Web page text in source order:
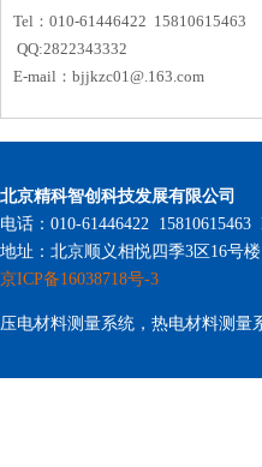
Tel：010-61446422 15810615463
QQ:2822343332
E-mail： bjjkzc01@.163.com
北京精科智创科技发展有限公司
电话：010-61446422
地址：北京顺义相悦四季3区16号楼
京ICP备16038718号-3
压电材料测量系统，热电材料测量